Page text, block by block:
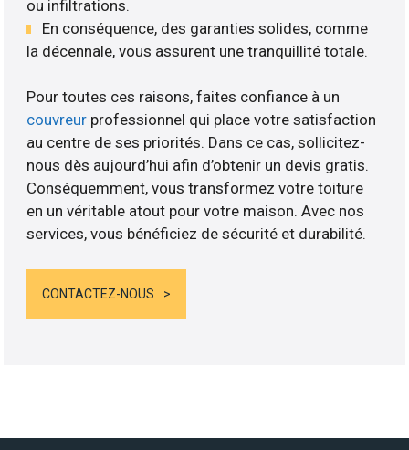
ou infiltrations.
En conséquence, des garanties solides, comme
la décennale, vous assurent une tranquillité totale.
Pour toutes ces raisons, faites confiance à un
couvreur professionnel qui place votre satisfaction
au centre de ses priorités. Dans ce cas, sollicitez-
nous dès aujourd’hui afin d’obtenir un devis gratis.
Conséquemment, vous transformez votre toiture
en un véritable atout pour votre maison. Avec nos
services, vous bénéficiez de sécurité et durabilité.
CONTACTEZ-NOUS